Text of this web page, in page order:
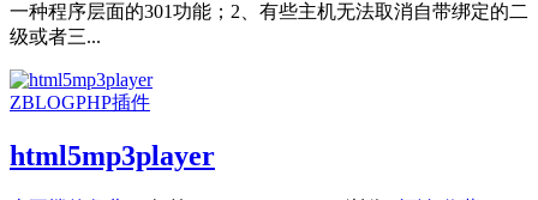
一种程序层面的301功能；2、有些主机无法取消自带绑定的二
级或者三...
ZBLOGPHP插件
html5mp3player